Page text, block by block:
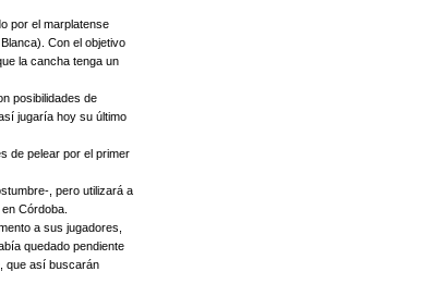
por el marplatense
Con el objetivo
la cancha tenga un
posibilidades de
jugaría hoy su último
de pelear por el primer
, pero utilizará a
Córdoba.
a sus jugadores,
quedado pendiente
que así buscarán